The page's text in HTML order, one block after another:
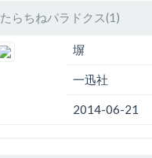
たらちねパラドクス(1)
塀
一迅社
2014-06-21